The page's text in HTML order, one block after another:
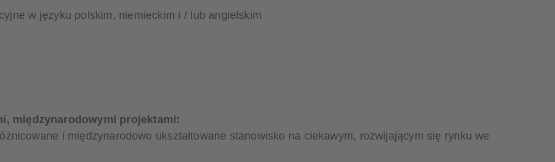
w języku polskim, niemieckim i / lub angielskim
międzynarodowymi projektami:
i międzynarodowo ukształtowane stanowisko na ciekawym, rozwijającym się rynku we